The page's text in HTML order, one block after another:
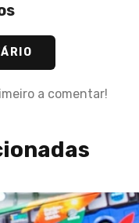
a comentar!